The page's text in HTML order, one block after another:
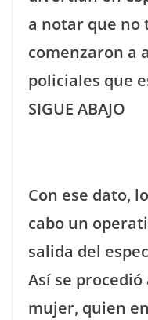
a notar que no
comenzaron a
policiales que
SIGUE ABAJO
Con ese dato,
cabo un
salida del
Así se
mujer, quien